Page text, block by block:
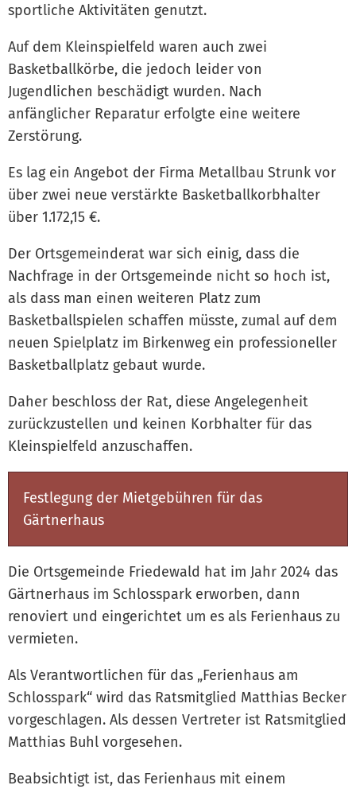
sportliche Aktivitäten genutzt.
Auf dem Kleinspielfeld waren auch zwei
Basketballkörbe, die jedoch leider von
Jugendlichen beschädigt wurden. Nach
anfänglicher Reparatur erfolgte eine weitere
Zerstörung.
Es lag ein Angebot der Firma Metallbau Strunk vor
über zwei neue verstärkte Basketballkorbhalter
über 1.172,15 €.
Der Ortsgemeinderat war sich einig, dass die
Nachfrage in der Ortsgemeinde nicht so hoch ist,
als dass man einen weiteren Platz zum
Basketballspielen schaffen müsste, zumal auf dem
neuen Spielplatz im Birkenweg ein professioneller
Basketballplatz gebaut wurde.
Daher beschloss der Rat, diese Angelegenheit
zurückzustellen und keinen Korbhalter für das
Kleinspielfeld anzuschaffen.
Festlegung der Mietgebühren für das
Gärtnerhaus
Die Ortsgemeinde Friedewald hat im Jahr 2024 das
Gärtnerhaus im Schlosspark erworben, dann
renoviert und eingerichtet um es als Ferienhaus zu
vermieten.
Als Verantwortlichen für das „Ferienhaus am
Schlosspark“ wird das Ratsmitglied Matthias Becker
vorgeschlagen. Als dessen Vertreter ist Ratsmitglied
Matthias Buhl vorgesehen.
Beabsichtigt ist, das Ferienhaus mit einem